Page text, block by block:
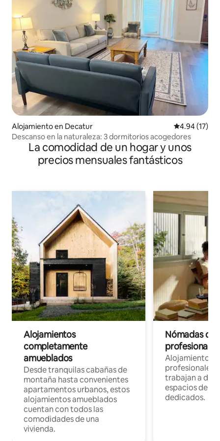
Alojamiento en Decatur Calificación
4.94 (17)
Descanso en la naturaleza: 3 dormitorios acogedores
La comodidad de un hogar y unos
precios mensuales fantásticos
Alojamientos
completamente
amueblados
Desde tranquilas cabañas de
montaña hasta convenientes
apartamentos urbanos, estos
alojamientos amueblados
cuentan con todos las
comodidades de una
vivienda.
Nómadas
Alojamientos
profesionales
trabajan a
espacios de
dedicados.